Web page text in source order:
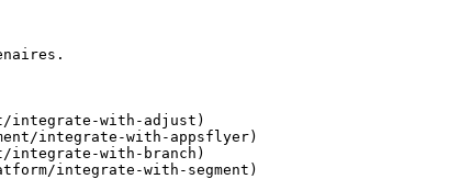
integrate-with-adjust)
integrate-with-appsflyer)
integrate-with-branch)
integrate-with-segment)